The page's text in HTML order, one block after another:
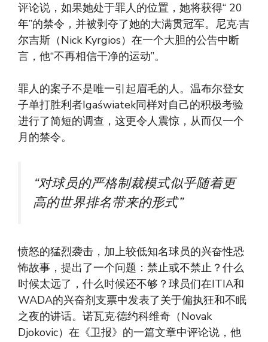
评论说，如果她处于罪人的位置，她将获得“ 20
年”的禁令，并被剥夺了她的大满贯冠军。尼克·吉
尔吉斯（Nick Kyrgios）在一个大胆的公告中断
言，他“不再相信干净的运动”。
罪人的案子不是唯一引起眉毛的人。温布尔登女
子单打胜利者Igaświatek同样对自己的积极考验
进行了简短的调查，这更令人震惊，从而仅一个
月的禁令。
“对球员的严格制裁模式似乎随着更
高的世界排名带来的形式”
愤怒的猛烈袭击，加上较低知名球员的兴奋性恐
怖故事，提出了一个问题：禁止或不禁止？什么
时候太远了，什么时候还不够？球员们在ITIA和
WADA的兴奋剂支票中发表了关于偏执狂和不眠
之夜的讲话。诺瓦克·德约科维奇（Novak
Djokovic）在《卫报》的一篇文章中评论说，他